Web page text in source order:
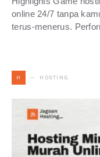
online 24/7 tanpa
terus‑menerus.
H HOSTING